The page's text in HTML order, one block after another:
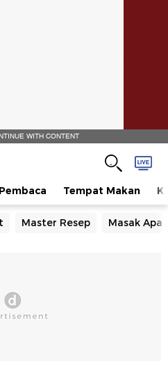
WITH CONTENT
Tempat Makan
Master Resep Masak Apa